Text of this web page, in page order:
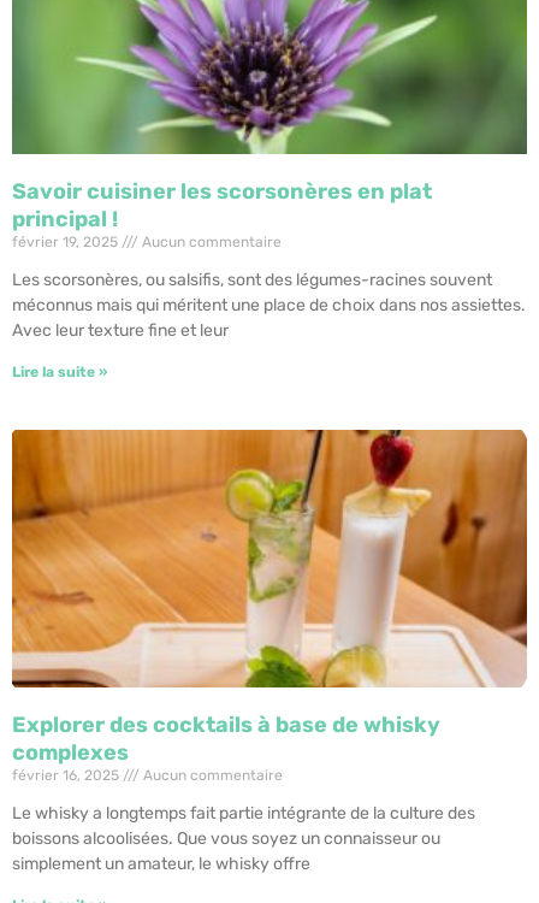
Savoir cuisiner les scorsonères en plat
principal !
février 19, 2025 Aucun commentaire
Les scorsonères, ou salsifis, sont des légumes-racines souvent
méconnus mais qui méritent une place de choix dans nos assiettes.
Avec leur texture fine et leur
Lire la suite »
Explorer des cocktails à base de whisky
complexes
février 16, 2025 Aucun commentaire
Le whisky a longtemps fait partie intégrante de la culture des
boissons alcoolisées. Que vous soyez un connaisseur ou
simplement un amateur, le whisky offre